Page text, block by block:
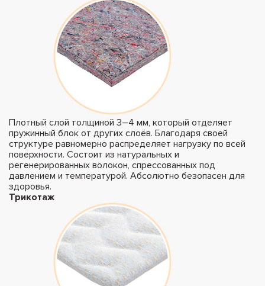
Плотный слой толщиной 3–4 мм, который отделяет
пружинный блок от других слоёв. Благодаря своей
структуре равномерно распределяет нагрузку по всей
поверхности. Состоит из натуральных и
регенерированных волокон, спрессованных под
давлением и температурой. Абсолютно безопасен для
здоровья.
Трикотаж